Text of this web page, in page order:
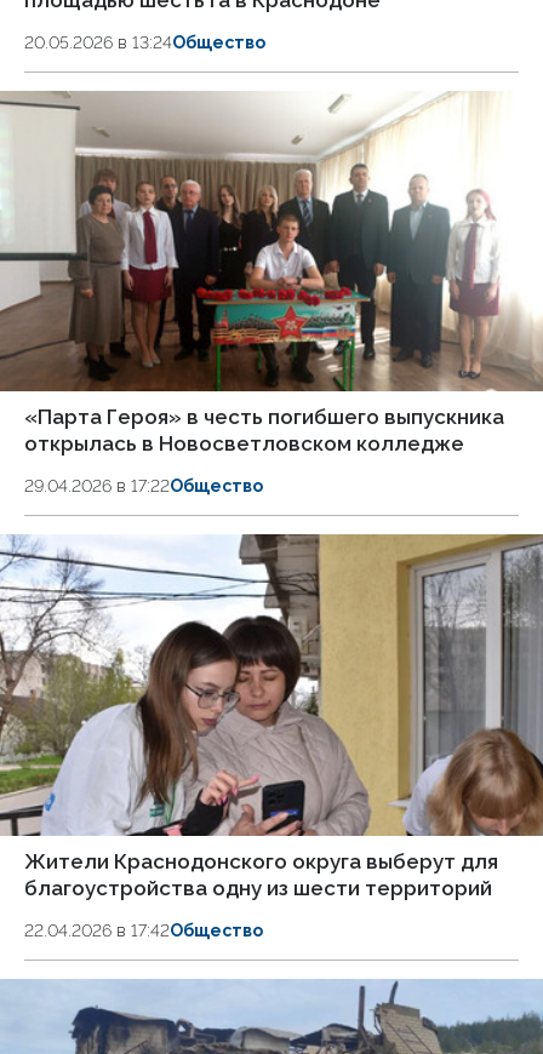
20.05.2026 в 13:24Общество
«Парта Героя» в честь погибшего выпускника
открылась в Новосветловском колледже
29.04.2026 в 17:22Общество
Жители Краснодонского округа выберут для
благоустройства одну из шести территорий
22.04.2026 в 17:42Общество